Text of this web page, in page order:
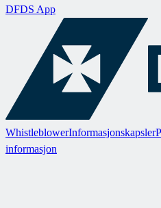
DFDS App
WhistleblowerInformasjonskapsler
informasjon